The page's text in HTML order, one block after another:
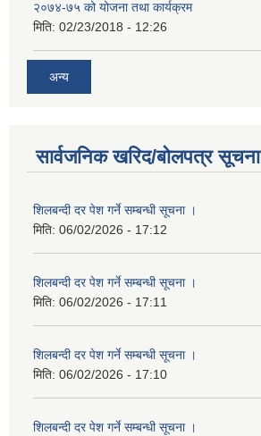
२०७४-७५ को योजना तथा कार्यक्रम
मिति: 02/23/2018 - 12:26
अन्य
सार्वजनिक खरिद/बोलपत्र सूचना
शिलबन्दी दर पेश गर्ने सम्बन्धी सूचना ।
मिति: 06/02/2026 - 17:12
शिलबन्दी दर पेश गर्ने सम्बन्धी सूचना ।
मिति: 06/02/2026 - 17:11
शिलबन्दी दर पेश गर्ने सम्बन्धी सूचना ।
मिति: 06/02/2026 - 17:10
शिलबन्दी दर पेश गर्ने सम्बन्धी सूचना ।